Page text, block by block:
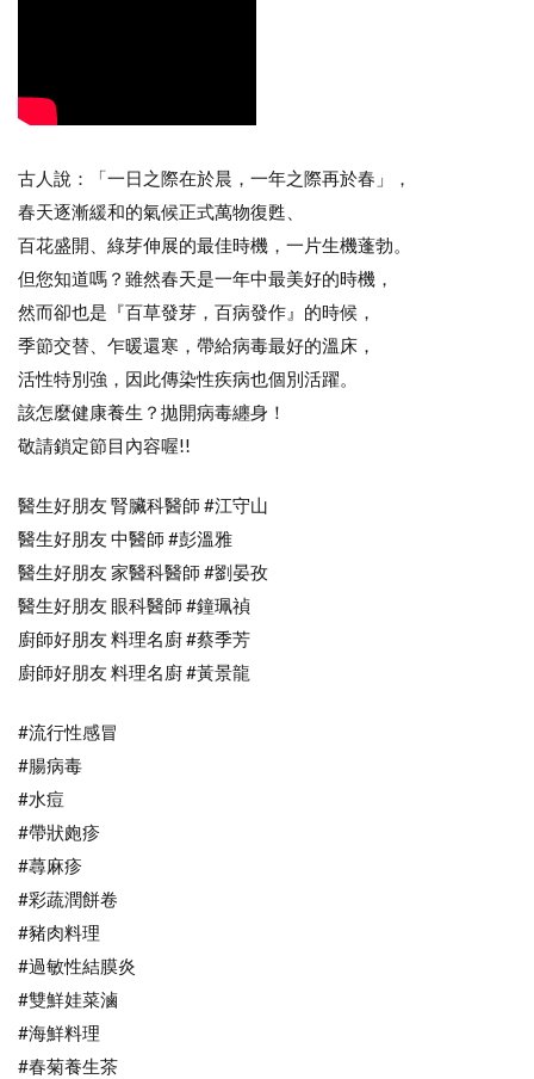
古人說：「一日之際在於晨，一年之際再於春」，
春天逐漸緩和的氣候正式萬物復甦、
百花盛開、綠芽伸展的最佳時機，一片生機蓬勃。
但您知道嗎？雖然春天是一年中最美好的時機，
然而卻也是『百草發芽，百病發作』的時候，
季節交替、乍暖還寒，帶給病毒最好的溫床，
活性特別強，因此傳染性疾病也個別活躍。
該怎麼健康養生？拋開病毒纏身！
敬請鎖定節目內容喔!!
醫生好朋友 腎臟科醫師 #江守山
醫生好朋友 中醫師 #彭溫雅
醫生好朋友 家醫科醫師 #劉晏孜
醫生好朋友 眼科醫師 #鐘珮禎
廚師好朋友 料理名廚 #蔡季芳
廚師好朋友 料理名廚 #黃景龍
#流行性感冒
#腸病毒
#水痘
#帶狀皰疹
#蕁麻疹
#彩蔬潤餅卷
#豬肉料理
#過敏性結膜炎
#雙鮮娃菜滷
#海鮮料理
#春菊養生茶